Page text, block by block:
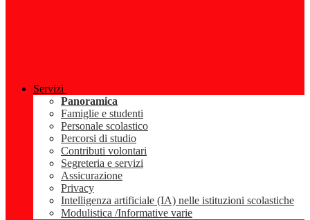
Servizi
Panoramica
Famiglie e studenti
Personale scolastico
Percorsi di studio
Contributi volontari
Segreteria e servizi
Assicurazione
Privacy
Intelligenza artificiale (IA) nelle istituzioni scolastiche
Modulistica /Informative varie